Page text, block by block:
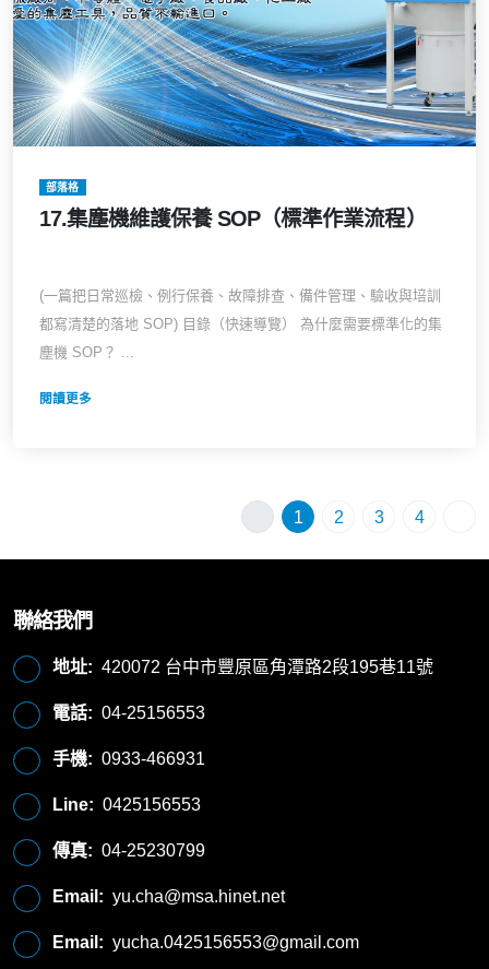
部落格
17.集塵機維護保養 SOP（標準作業流程）
(一篇把日常巡檢、例行保養、故障排查、備件管理、驗收與培訓
都寫清楚的落地 SOP) 目錄（快速導覽） 為什麼需要標準化的集
塵機 SOP？ ...
閱讀更多
1 2 3 4
聯絡我們
地址: 420072 台中市豐原區角潭路2段195巷11號
電話: 04-25156553
手機: 0933-466931
Line: 0425156553
傳真: 04-25230799
Email: yu.cha@msa.hinet.net
Email: yucha.0425156553@gmail.com